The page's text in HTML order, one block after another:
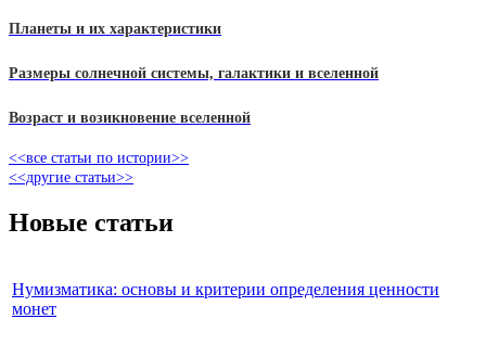
Планеты и их характеристики
Размеры солнечной системы, галактики и вселенной
Возраст и возикновение вселенной
<<все статьи по истории>>
<<другие статьи>>
Новые статьи
Нумизматика: основы и критерии определения ценности
монет